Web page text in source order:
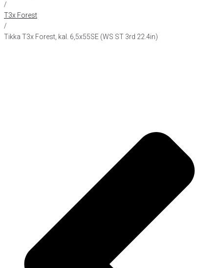
/
T3x Forest
/
Tikka T3x Forest, kal. 6,5x55SE (WS ST 3rd 22.4in)